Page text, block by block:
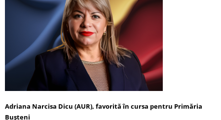
Adriana Narcisa Dicu (AUR), favorită în cursa pentru Primăria
Bușteni